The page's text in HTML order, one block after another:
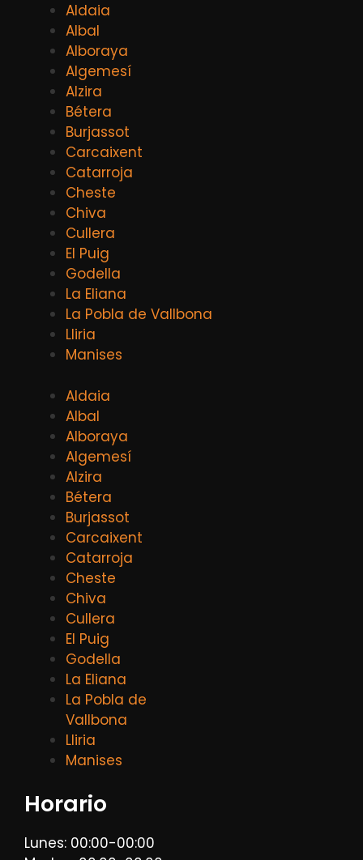
Aldaia
Albal
Alboraya
Algemesí
Alzira
Bétera
Burjassot
Carcaixent
Catarroja
Cheste
Chiva
Cullera
El Puig
Godella
La Eliana
La Pobla de Vallbona
Lliria
Manises
Aldaia
Albal
Alboraya
Algemesí
Alzira
Bétera
Burjassot
Carcaixent
Catarroja
Cheste
Chiva
Cullera
El Puig
Godella
La Eliana
La Pobla de
Vallbona
Lliria
Manises
Horario
Lunes: 00:00-00:00